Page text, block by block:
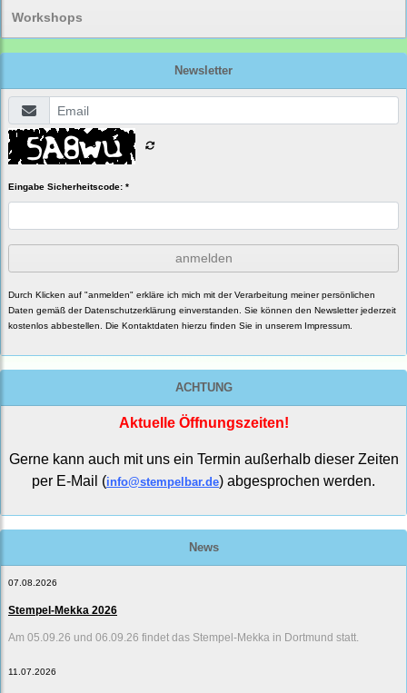
Workshops
Newsletter
Eingabe Sicherheitscode: *
anmelden
Durch Klicken auf "anmelden" erkläre ich mich mit der Verarbeitung meiner persönlichen
Daten gemäß derDatenschutzerklärung einverstanden. Sie können den Newsletter jederzeit
kostenlos abbestellen. Die Kontaktdaten hierzu finden Sie in unserem Impressum.
ACHTUNG
Aktuelle Öffnungszeiten!
Gerne kann auch mit uns ein Termin außerhalb dieser Zeiten
per E-Mail (info@stempelbar.de) abgesprochen werden.
News
07.08.2026
Stempel-Mekka 2026
Am 05.09.26 und 06.09.26 findet das Stempel-Mekka in Dortmund statt.
11.07.2026